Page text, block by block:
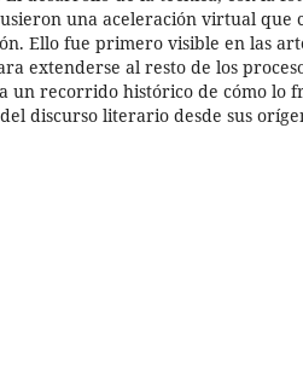
una aceleración virtual que
Ello fue primero visible en las
extenderse al resto de los
un recorrido histórico de cómo lo
discurso literario desde sus